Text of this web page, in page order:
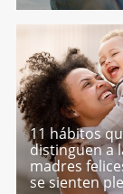
11 hábitos
distinguen a
madres
se sienten